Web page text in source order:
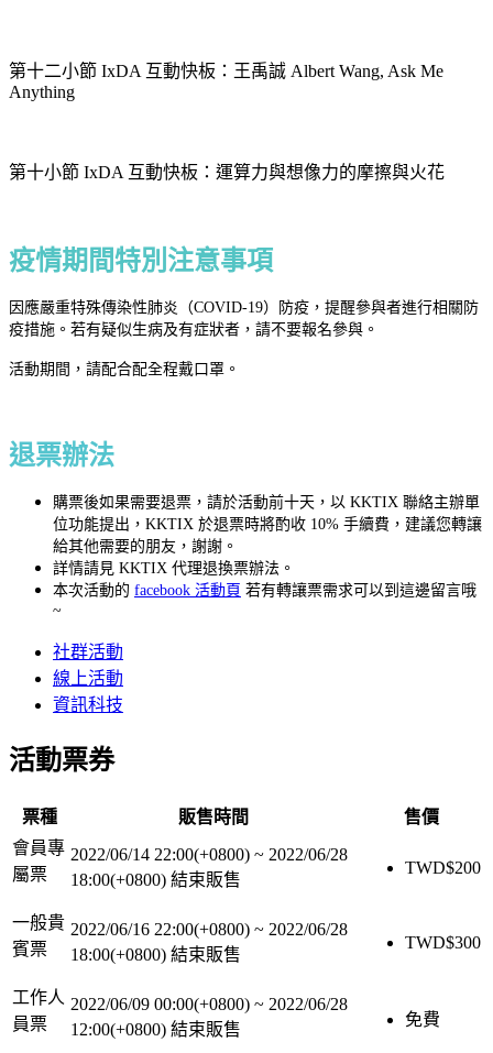
第十二小節 IxDA 互動快板：王禹誠 Albert Wang, Ask Me
Anything
第十小節 IxDA 互動快板：運算力與想像力的摩擦與火花
疫情期間特別注意事項
因應嚴重特殊傳染性肺炎（COVID-19）防疫，提醒參與者進行相關防
疫措施。若有疑似生病及有症狀者，請不要報名參與。
活動期間，請配合配全程戴口罩。
退票辦法
購票後如果需要退票，請於活動前十天，以 KKTIX 聯絡主辦單
位功能提出，KKTIX 於退票時將酌收 10% 手續費，建議您轉讓
給其他需要的朋友，謝謝。
詳情請見 KKTIX 代理退換票辦法。
本次活動的 facebook 活動頁 若有轉讓票需求可以到這邊留言哦
~
社群活動
線上活動
資訊科技
活動票券
票種 販售時間
售價
會員專
屬票
2022/06/14 22:00(+0800) ~ 2022/06/28
18:00(+0800) 結束販售
TWD$200
一般貴
賓票
2022/06/16 22:00(+0800) ~ 2022/06/28
18:00(+0800) 結束販售
TWD$300
工作人
員票
2022/06/09 00:00(+0800) ~ 2022/06/28
12:00(+0800) 結束販售
免費